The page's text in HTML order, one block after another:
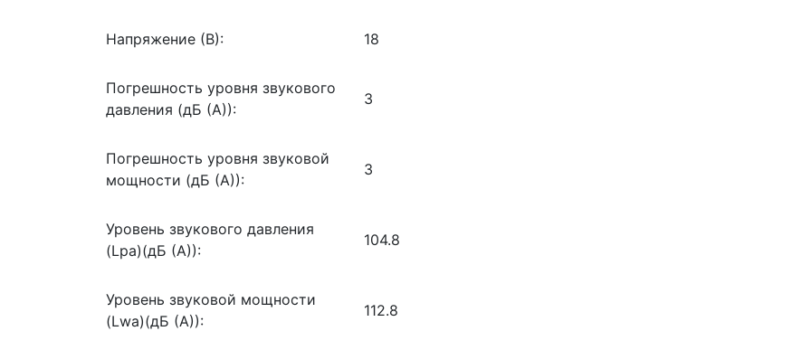
Напряжение (В): 18
Погрешность уровня звукового
давления (дБ (А)):
3
Погрешность уровня звуковой
мощности (дБ (А)):
3
Уровень звукового давления
(Lpa)(дБ (А)):
104.8
Уровень звуковой мощности
(Lwa)(дБ (А)):
112.8